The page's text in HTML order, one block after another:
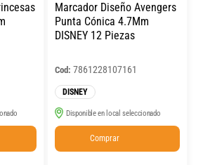
Marcador Diseño Avengers
Punta Cónica 4.7Mm
DISNEY 12 Piezas
Cod: 7861228107161
DISNEY
Disponible en local seleccionado
Comprar